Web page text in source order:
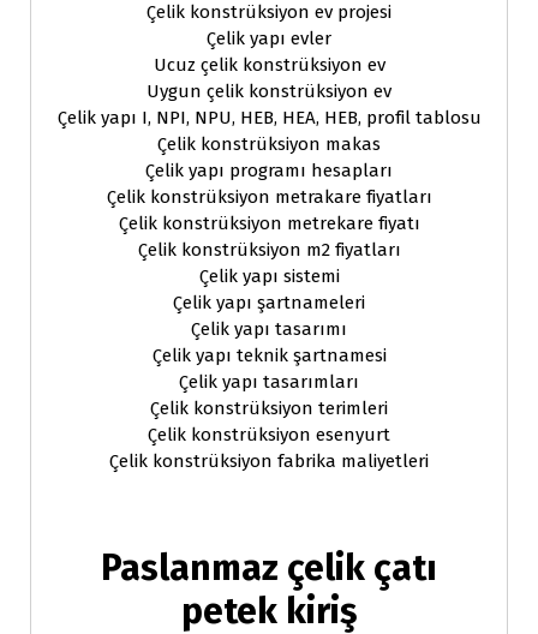
Çelik konstrüksiyon ev projesi
Çelik yapı evler
Ucuz çelik konstrüksiyon ev
Uygun çelik konstrüksiyon ev
Çelik yapı I, NPI, NPU, HEB, HEA, HEB, profil tablosu
Çelik konstrüksiyon makas
Çelik yapı programı hesapları
Çelik konstrüksiyon metrakare fiyatları
Çelik konstrüksiyon metrekare fiyatı
Çelik konstrüksiyon m2 fiyatları
Çelik yapı sistemi
Çelik yapı şartnameleri
Çelik yapı tasarımı
Çelik yapı teknik şartnamesi
Çelik yapı tasarımları
Çelik konstrüksiyon terimleri
Çelik konstrüksiyon esenyurt
Çelik konstrüksiyon fabrika maliyetleri
Paslanmaz çelik çatı
petek kiriş